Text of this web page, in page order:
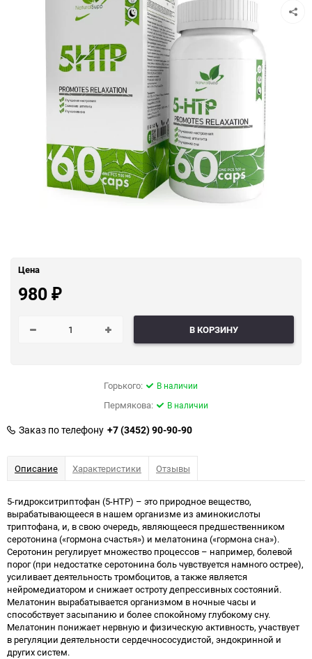
Цена
980 ₽
В КОРЗИНУ
Горького: В наличии
Пермякова: В наличии
Заказ по телефону +7 (3452) 90-90-90
Описание Характеристики Отзывы
5-гидрокситриптофан (5-HTP) – это природное вещество,
вырабатывающееся в нашем организме из аминокислоты
триптофана, и, в свою очередь, являющееся предшественником
серотонина («гормона счастья») и мелатонина («гормона сна»).
Серотонин регулирует множество процессов – например, болевой
порог (при недостатке серотонина боль чувствуется намного острее),
усиливает деятельность тромбоцитов, а также является
нейромедиатором и снижает остроту депрессивных состояний.
Мелатонин вырабатывается организмом в ночные часы и
способствует засыпанию и более спокойному глубокому сну.
Мелатонин понижает нервную и физическую активность, участвует
в регуляции деятельности сердечнососудистой, эндокринной и
других систем.